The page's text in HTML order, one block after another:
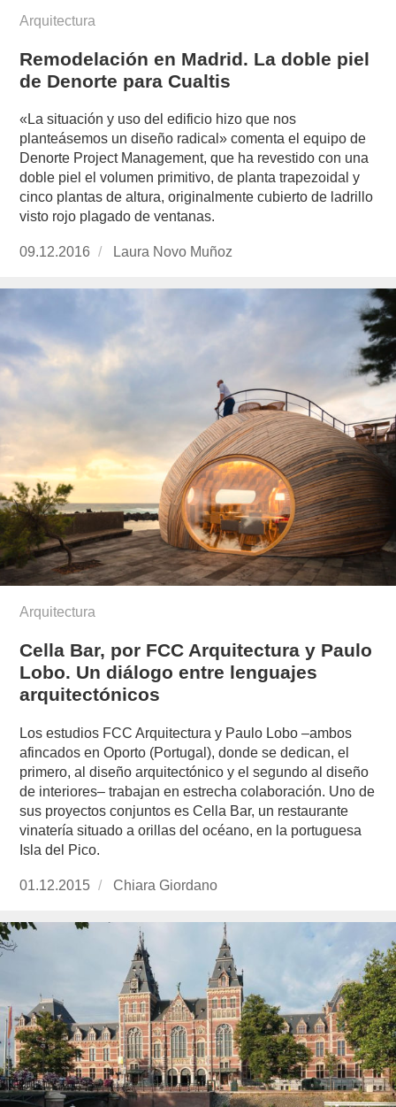
Arquitectura
Remodelación en Madrid. La doble piel
de Denorte para Cualtis
«La situación y uso del edificio hizo que nos
planteásemos un diseño radical» comenta el equipo de
Denorte Project Management, que ha revestido con una
doble piel el volumen primitivo, de planta trapezoidal y
cinco plantas de altura, originalmente cubierto de ladrillo
visto rojo plagado de ventanas.
Publicado
09.12.2016
https://www.experimenta.es/author/laura-
Laura Novo Muñoz
Arquitectura
Cella Bar, por FCC Arquitectura y Paulo
Lobo. Un diálogo entre lenguajes
arquitectónicos
Los estudios FCC Arquitectura y Paulo Lobo –ambos
afincados en Oporto (Portugal), donde se dedican, el
primero, al diseño arquitectónico y el segundo al diseño
de interiores– trabajan en estrecha colaboración. Uno de
sus proyectos conjuntos es Cella Bar, un restaurante
vinatería situado a orillas del océano, en la portuguesa
Isla del Pico.
Publicado
01.12.2015
https://www.experimenta.es/author/chiara-
Chiara Giordano